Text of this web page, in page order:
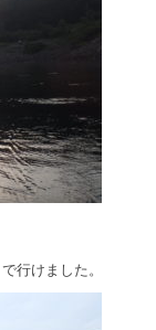
行けました。